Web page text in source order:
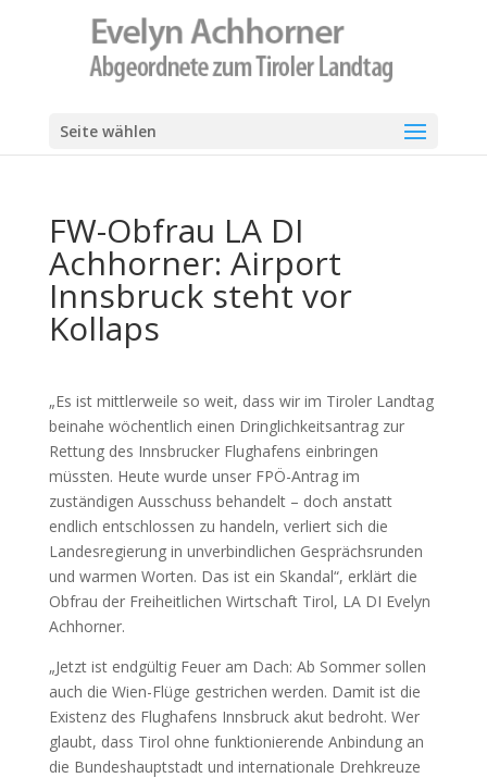
Seite wählen
FW-Obfrau LA DI
Achhorner: Airport
Innsbruck steht vor
Kollaps
„Es ist mittlerweile so weit, dass wir im Tiroler Landtag
beinahe wöchentlich einen Dringlichkeitsantrag zur
Rettung des Innsbrucker Flughafens einbringen
müssten. Heute wurde unser FPÖ-Antrag im
zuständigen Ausschuss behandelt – doch anstatt
endlich entschlossen zu handeln, verliert sich die
Landesregierung in unverbindlichen Gesprächsrunden
und warmen Worten. Das ist ein Skandal“, erklärt die
Obfrau der Freiheitlichen Wirtschaft Tirol, LA DI Evelyn
Achhorner.
„Jetzt ist endgültig Feuer am Dach: Ab Sommer sollen
auch die Wien-Flüge gestrichen werden. Damit ist die
Existenz des Flughafens Innsbruck akut bedroht. Wer
glaubt, dass Tirol ohne funktionierende Anbindung an
die Bundeshauptstadt und internationale Drehkreuze